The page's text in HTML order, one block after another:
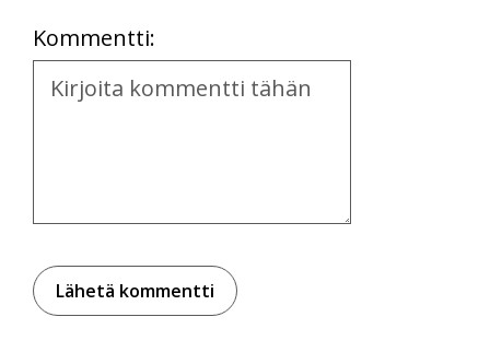
Kommentti:
Kommentti